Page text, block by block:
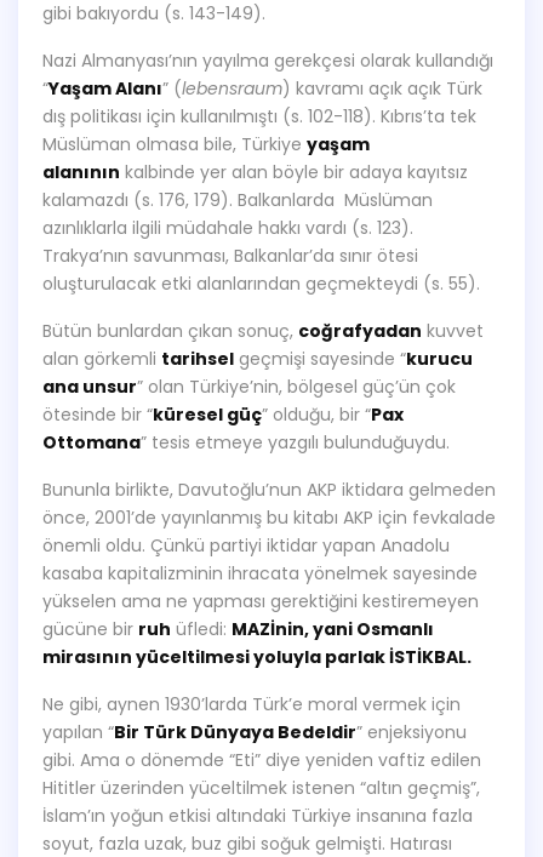
gibi bakıyordu (s. 143-149).
Nazi Almanyası’nın yayılma gerekçesi olarak kullandığı
“Yaşam Alanı” (lebensraum) kavramı açık açık Türk
dış politikası için kullanılmıştı (s. 102-118). Kıbrıs’ta tek
Müslüman olmasa bile, Türkiye yaşam
alanının kalbinde yer alan böyle bir adaya kayıtsız
kalamazdı (s. 176, 179). Balkanlarda Müslüman
azınlıklarla ilgili müdahale hakkı vardı (s. 123).
Trakya’nın savunması, Balkanlar’da sınır ötesi
oluşturulacak etki alanlarından geçmekteydi (s. 55).
Bütün bunlardan çıkan sonuç, coğrafyadan kuvvet
alan görkemli tarihsel geçmişi sayesinde “kurucu
ana unsur” olan Türkiye’nin, bölgesel güç’ün çok
ötesinde bir “küresel güç” olduğu, bir “Pax
Ottomana” tesis etmeye yazgılı bulunduğuydu.
Bununla birlikte, Davutoğlu’nun AKP iktidara gelmeden
önce, 2001’de yayınlanmış bu kitabı AKP için fevkalade
önemli oldu. Çünkü partiyi iktidar yapan Anadolu
kasaba kapitalizminin ihracata yönelmek sayesinde
yükselen ama ne yapması gerektiğini kestiremeyen
gücüne bir ruh üfledi: MAZİnin, yani Osmanlı
mirasının yüceltilmesi yoluyla parlak İSTİKBAL.
Ne gibi, aynen 1930’larda Türk’e moral vermek için
yapılan “Bir Türk Dünyaya Bedeldir” enjeksiyonu
gibi. Ama o dönemde “Eti” diye yeniden vaftiz edilen
Hititler üzerinden yüceltilmek istenen “altın geçmiş”,
İslam’ın yoğun etkisi altındaki Türkiye insanına fazla
soyut, fazla uzak, buz gibi soğuk gelmişti. Hatırası